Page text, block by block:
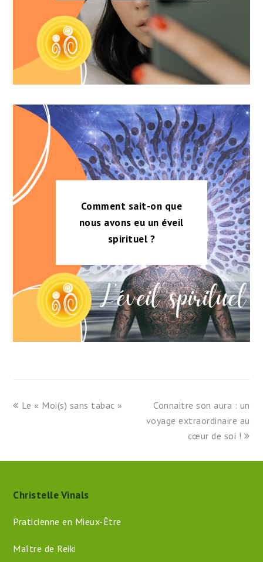
Comment sait-on que
nous avons eu un éveil
spirituel ?
previous
Le « Moi(s) sans tabac »
next
post:
Connaitre son aura : un
voyage extraordinaire au
cœur de soi !
Christelle Vinals
Praticienne en Mieux-Être
Maître de Reiki